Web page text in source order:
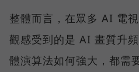
整體而言，在眾多 AI 電
觀感受到的是 AI 畫質升
體演算法如何強大，都需